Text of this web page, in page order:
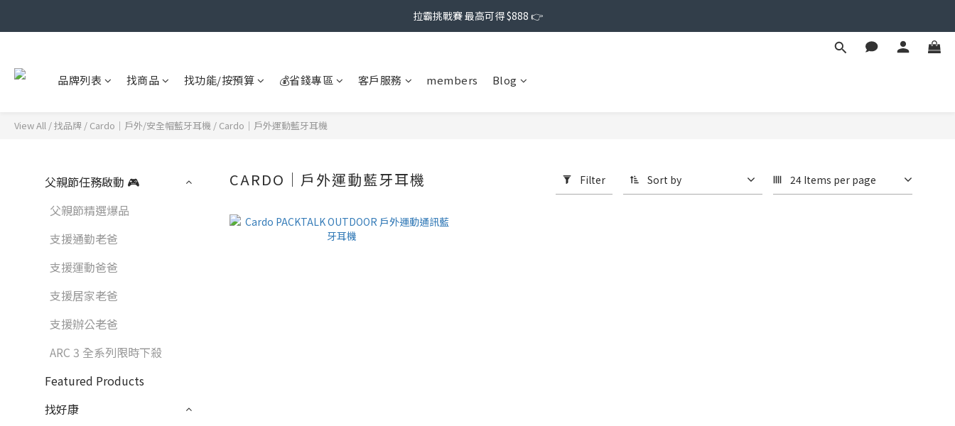
拉霸挑戰賽 最高可得 $888 👉
品牌列表 找商品 找功能/按預算 💰省錢專區 客戶服務 members Blog
View All /找品牌 / Cardo｜戶外/安全帽藍牙耳機 / Cardo｜戶外運動藍牙耳機
父親節任務啟動 🎮
父親節精選爆品
支援通勤老爸
支援運動爸爸
支援居家老爸
支援辦公老爸
ARC 3 全系列限時下殺
Featured Products
找好康
CARDO｜戶外運動藍牙耳機 Filter Sort by 24 Items per page